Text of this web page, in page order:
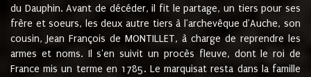
du Dauphin. Avant de décéder, il fit le partage, un tiers pour ses
frère et soeurs, les deux autre tiers à l'archevêque d'Auche, son
cousin, Jean François de MONTILLET, à charge de reprendre les
armes et noms. Il s'en suivit un procès fleuve, dont le roi de
France mis un terme en 1785. Le marquisat resta dans la famille